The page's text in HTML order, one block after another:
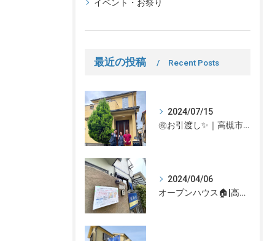
イベント・お祭り
最近の投稿 Recent Posts
2024/07/15
㊗お引渡し✨｜高槻市での不動産売却、不動産売買の事、何でもなぎさ不動産までご相談ください！
2024/04/06
オープンハウス🏠|高槻市の不動産売却、不動産空き家のご相談はなぎさ不動産まで！